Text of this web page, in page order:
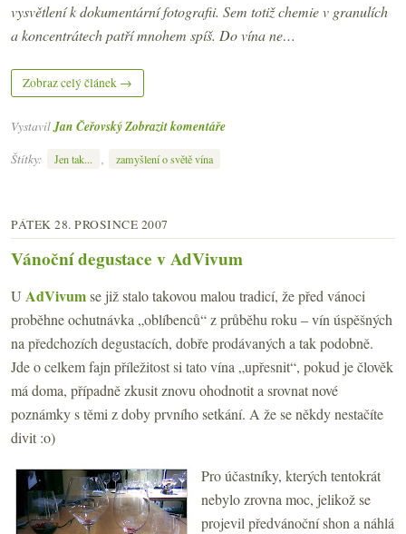
vysvětlení k dokumentární fotografii. Sem totiž chemie v granulích
a koncentrátech patří mnohem spíš. Do vína ne…
Zobraz celý článek →
Vystavil Jan ČeřovskýZobrazit komentáře
Štítky:
Jen tak... , zamyšlení o světě vína
PÁTEK 28. PROSINCE 2007
Vánoční degustace v AdVivum
U AdVivumse již stalo takovou malou tradicí, že před vánoci
proběhne ochutnávka „oblíbenců“ z průběhu roku – vín úspěšných
na předchozích degustacích, dobře prodávaných a tak podobně.
Jde o celkem fajn příležitost si tato vína „upřesnit“, pokud je člověk
má doma, případně zkusit znovu ohodnotit a srovnat nové
poznámky s těmi z doby prvního setkání. A že se někdy nestačíte
divit :o)
Pro účastníky, kterých tentokrát
nebylo zrovna moc, jelikož se
projevil předvánoční shon a náhlá